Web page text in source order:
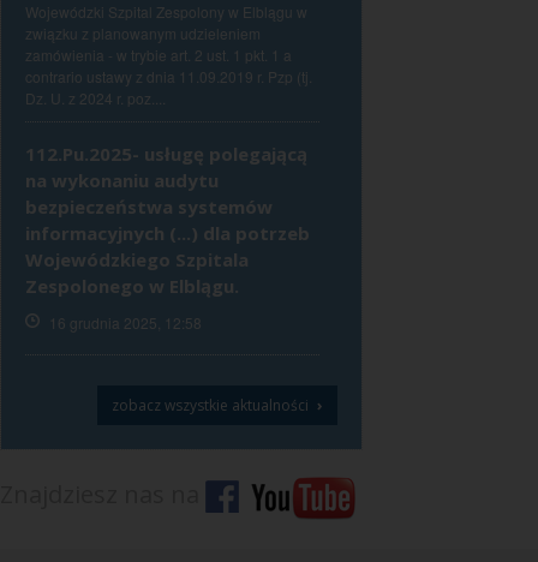
Wojewódzki Szpital Zespolony w Elblągu w
związku z planowanym udzieleniem
zamówienia - w trybie art. 2 ust. 1 pkt. 1 a
contrario ustawy z dnia 11.09.2019 r. Pzp (tj.
Dz. U. z 2024 r. poz....
112.Pu.2025- usługę polegającą
na wykonaniu audytu
bezpieczeństwa systemów
informacyjnych (...) dla potrzeb
Wojewódzkiego Szpitala
Zespolonego w Elblągu.
16 grudnia 2025, 12:58
zobacz wszystkie aktualności ›